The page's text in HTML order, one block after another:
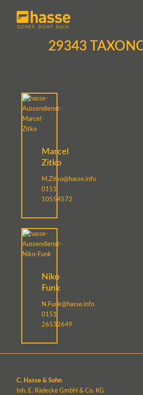
29343
Marcel
Zitko
M.Zitko@hasse.info
0151
10554572
Niko
Funk
N.Funk@hasse.info
0151
26532649
C. Hasse & Sohn
Inh. E. Rädecke GmbH & Co. KG